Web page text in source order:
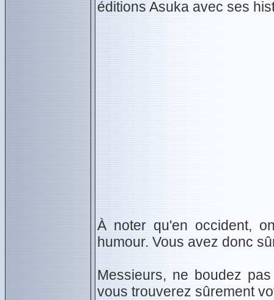
éditions Asuka avec ses
À noter qu'en occident,
humour. Vous avez donc
Messieurs, ne boudez
vous trouverez sûrement